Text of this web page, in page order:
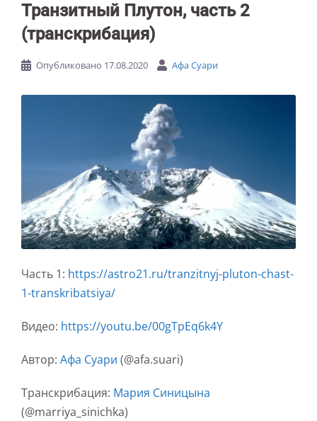
Транзитный Плутон, часть 2
(транскрибация)
Опубликовано 17.08.2020 Афа Суари
Часть 1: https://astro21.ru/tranzitnyj-pluton-chast-
1-transkribatsiya/
Видео: https://youtu.be/00gTpEq6k4Y
Автор: Афа Суари (@afa.suari)
Транскрибация: Мария Синицына
(@marriya_sinichka)